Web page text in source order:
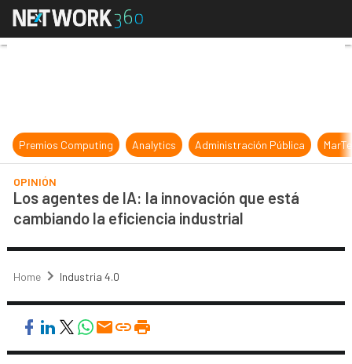
Los agentes de IA: la innovación
Premios Computing Analytics Administración Pública
OPINIÓN
Los agentes de IA: la innovación que está
cambiando la eficiencia industrial
Home Industria 4.0